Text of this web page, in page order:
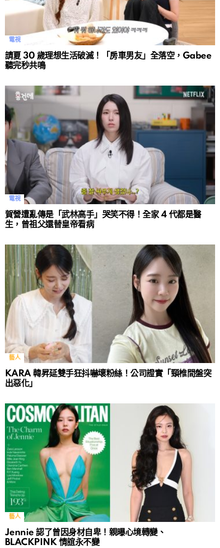
電視
請夏 30 歲理想生活破滅！「房車男友」全落空，Gabee
聽完秒共鳴
電視
賀營遭亂傳是「武林高手」哭笑不得！全家 4 代都是醫
生，曾祖父還替皇帝看病
藝人
KARA 韓昇延雙手狂抖嚇壞粉絲！公司證實「頸椎間盤突
出惡化」
藝人
Jennie 認了曾因身材自卑！親曝心境轉變、
BLACKPINK 情誼永不變